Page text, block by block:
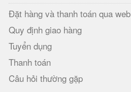
Đặt hàng và thanh toán qua web
Quy định giao hàng
Tuyển dụng
Thanh toán
Câu hỏi thường gặp